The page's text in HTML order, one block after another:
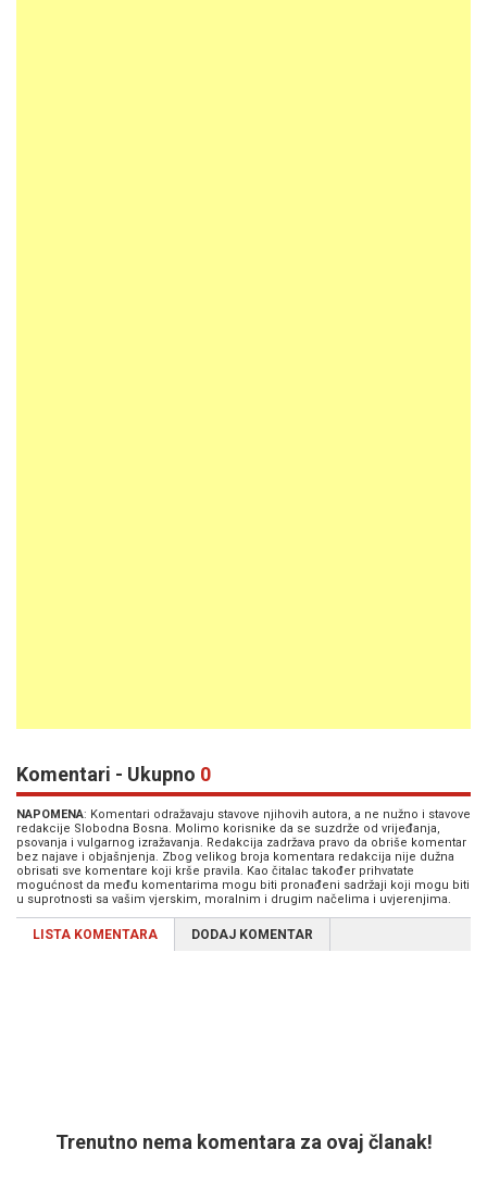
Komentari - Ukupno 0
NAPOMENA: Komentari odražavaju stavove njihovih autora, a ne nužno i stavove
redakcije Slobodna Bosna. Molimo korisnike da se suzdrže od vrijeđanja,
psovanja i vulgarnog izražavanja. Redakcija zadržava pravo da obriše komentar
bez najave i objašnjenja. Zbog velikog broja komentara redakcija nije dužna
obrisati sve komentare koji krše pravila. Kao čitalac također prihvatate
mogućnost da među komentarima mogu biti pronađeni sadržaji koji mogu biti
u suprotnosti sa vašim vjerskim, moralnim i drugim načelima i uvjerenjima.
LISTA KOMENTARA DODAJ KOMENTAR
Trenutno nema komentara za ovaj članak!